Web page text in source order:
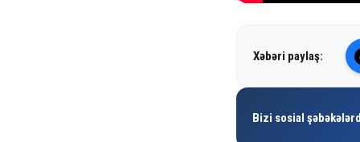
Xəbəri paylaş:
Bizi sosial